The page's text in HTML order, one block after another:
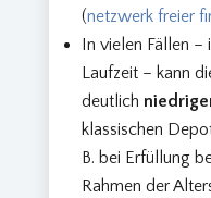
(netzwerk freier
In vielen Fällen
Laufzeit – kann
deutlich
klassischen
B. bei Erfüllung
Rahmen der